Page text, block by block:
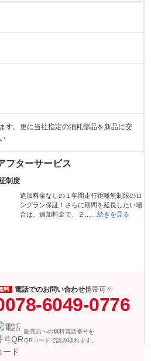
す。更に当社指定の消耗部品を新品に交
フターサービス
制度
追加料金なしの１年間走行距離無制限のロ
ングラン保証！さらに期間を延長したい場
合は、追加料金で、２…
…続きを見る
料 電話でのお問い合わせ携帯可
6049-0776
販売店への無料電話番号を
QRコードで読み取れます。